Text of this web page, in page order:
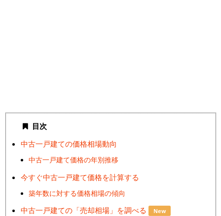
目次
中古一戸建ての価格相場動向
中古一戸建て価格の年別推移
今すぐ中古一戸建て価格を計算する
築年数に対する価格相場の傾向
中古一戸建ての「売却相場」を調べる New